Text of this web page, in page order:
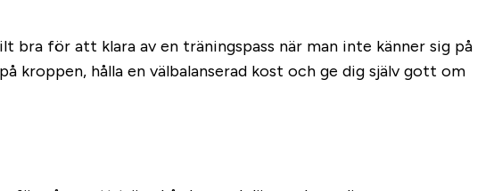
bra för att klara av en träningspass när man inte känner sig på
hålla en välbalanserad kost och ge dig själv gott om